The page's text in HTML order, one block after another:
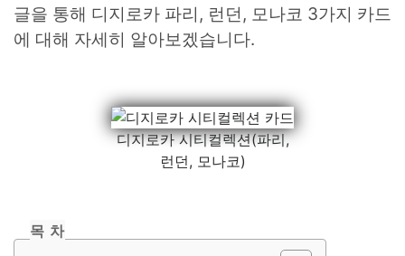
글을 통해 디지로카 파리, 런던, 모나코 3가지 카드
에 대해 자세히 알아보겠습니다.
디지로카 시티컬렉션(파리,
런던, 모나코)
목 차